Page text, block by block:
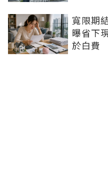
寬限期
曝省下
於白費